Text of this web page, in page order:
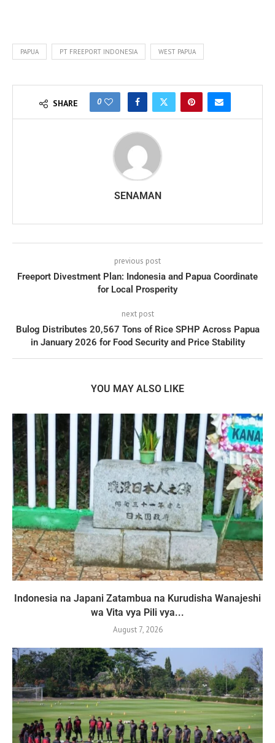
PAPUA PT FREEPORT INDONESIA WEST PAPUA
SHARE 0
SENAMAN
previous post
Freeport Divestment Plan: Indonesia and Papua Coordinate
for Local Prosperity
next post
Bulog Distributes 20,567 Tons of Rice SPHP Across Papua
in January 2026 for Food Security and Price Stability
YOU MAY ALSO LIKE
Indonesia na Japani Zatambua na Kurudisha Wanajeshi
wa Vita vya Pili vya...
August 7, 2026